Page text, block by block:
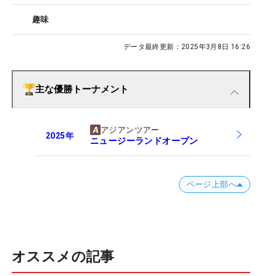
趣味
データ最終更新： 2025年3月8日 16:26
主な優勝トーナメント
2025年
アジアンツアー
ニュージーランドオープン
ページ上部へ
オススメの記事